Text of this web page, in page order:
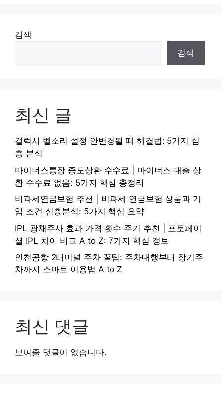
검색
검색
최신 글
갤럭시 벨소리 설정 안변경될 때 해결법: 5가지 심
층 분석
마이너스통장 중도상환 수수료 | 마이너스 대출 상
환 수수료 없음: 5가지 핵심 총정리
비과세연금보험 추천 | 비과세 연금보험 상품과 가
입 조건 심층분석: 5가지 핵심 요약
IPL 광채주사 효과 가격 횟수 주기 추천 | 포토페이
셜 IPL 차이 비교 A to Z: 7가지 핵심 정보
인천공항 2터미널 주차 꿀팁: 주차대행부터 장기주
차까지 스마트 이용법 A to Z
최신 댓글
보여줄 댓글이 없습니다.